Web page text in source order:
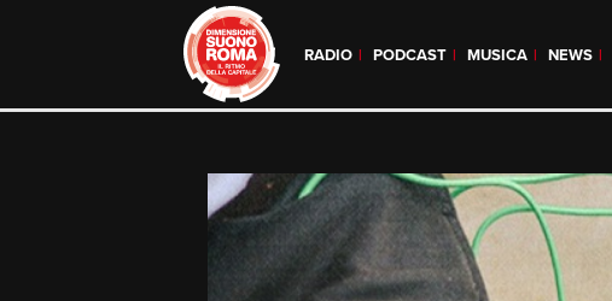
RADIO PODCAST MUSICA NEWS